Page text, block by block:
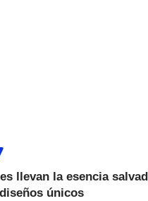
llevan la esencia
únicos